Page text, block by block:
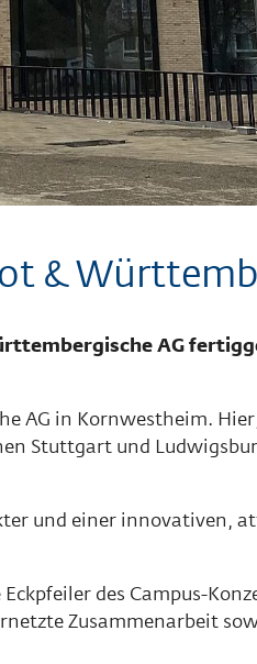
&
AG
AG in Kornwestheim.
Stuttgart und
und einer innovativen,
des Campus-
Zusammenarbeit